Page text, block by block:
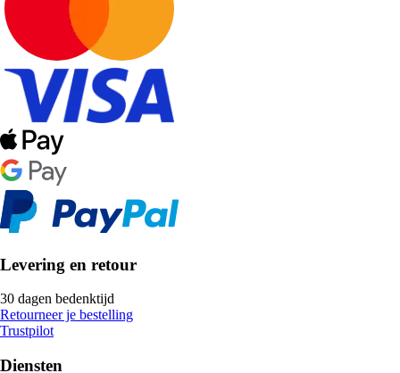
Levering en retour
30 dagen bedenktijd
Retourneer je bestelling
Trustpilot
Diensten